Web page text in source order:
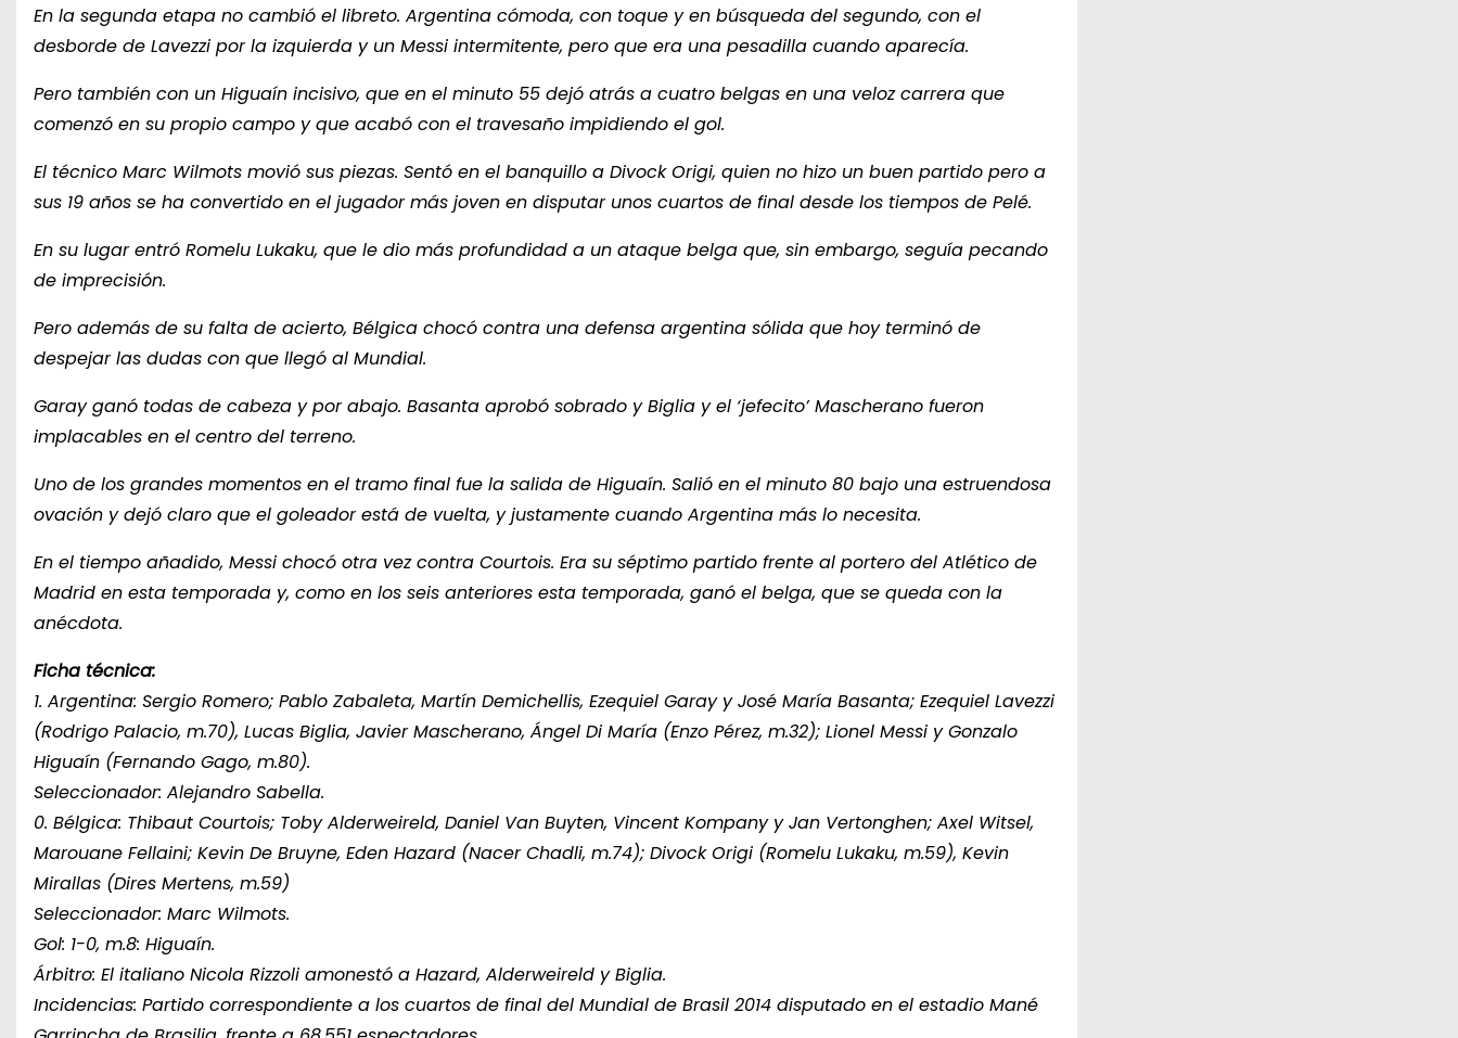
En la segunda etapa no cambió el libreto. Argentina cómoda, con toque y en búsqueda del segundo, con el
desborde de Lavezzi por la izquierda y un Messi intermitente, pero que era una pesadilla cuando aparecía.
Pero también con un Higuaín incisivo, que en el minuto 55 dejó atrás a cuatro belgas en una veloz carrera que
comenzó en su propio campo y que acabó con el travesaño impidiendo el gol.
El técnico Marc Wilmots movió sus piezas. Sentó en el banquillo a Divock Origi, quien no hizo un buen partido pero a
sus 19 años se ha convertido en el jugador más joven en disputar unos cuartos de final desde los tiempos de Pelé.
En su lugar entró Romelu Lukaku, que le dio más profundidad a un ataque belga que, sin embargo, seguía pecando
de imprecisión.
Pero además de su falta de acierto, Bélgica chocó contra una defensa argentina sólida que hoy terminó de
despejar las dudas con que llegó al Mundial.
Garay ganó todas de cabeza y por abajo. Basanta aprobó sobrado y Biglia y el ‘jefecito’ Mascherano fueron
implacables en el centro del terreno.
Uno de los grandes momentos en el tramo final fue la salida de Higuaín. Salió en el minuto 80 bajo una estruendosa
ovación y dejó claro que el goleador está de vuelta, y justamente cuando Argentina más lo necesita.
En el tiempo añadido, Messi chocó otra vez contra Courtois. Era su séptimo partido frente al portero del Atlético de
Madrid en esta temporada y, como en los seis anteriores esta temporada, ganó el belga, que se queda con la
anécdota.
Ficha técnica:
1. Argentina: Sergio Romero; Pablo Zabaleta, Martín Demichellis, Ezequiel Garay y José María Basanta; Ezequiel Lavezzi
(Rodrigo Palacio, m.70), Lucas Biglia, Javier Mascherano, Ángel Di María (Enzo Pérez, m.32); Lionel Messi y Gonzalo
Higuaín (Fernando Gago, m.80).
Seleccionador: Alejandro Sabella.
0. Bélgica: Thibaut Courtois; Toby Alderweireld, Daniel Van Buyten, Vincent Kompany y Jan Vertonghen; Axel Witsel,
Marouane Fellaini; Kevin De Bruyne, Eden Hazard (Nacer Chadli, m.74); Divock Origi (Romelu Lukaku, m.59), Kevin
Mirallas (Dires Mertens, m.59)
Seleccionador: Marc Wilmots.
Gol: 1-0, m.8: Higuaín.
Árbitro: El italiano Nicola Rizzoli amonestó a Hazard, Alderweireld y Biglia.
Incidencias: Partido correspondiente a los cuartos de final del Mundial de Brasil 2014 disputado en el estadio Mané